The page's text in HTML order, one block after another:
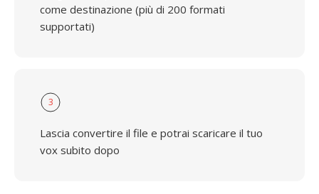
come destinazione (più di 200 formati
supportati)
3
Lascia convertire il file e potrai scaricare il tuo
vox subito dopo